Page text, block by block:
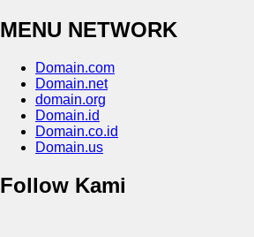
MENU NETWORK
Domain.com
Domain.net
domain.org
Domain.id
Domain.co.id
Domain.us
Follow Kami